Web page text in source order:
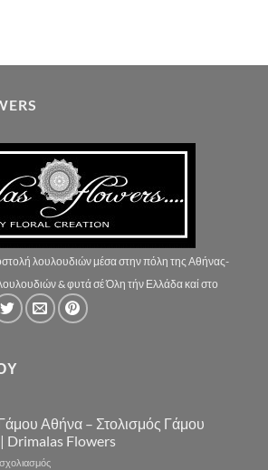
λουλουδιών μέσα στην πόλη της Αθήνας-
& φυτά σέ Όλη τήν Ελλάδα καί στο
Αθήνα – Στολισμός Γάμου
Drimalas Flowers
στο